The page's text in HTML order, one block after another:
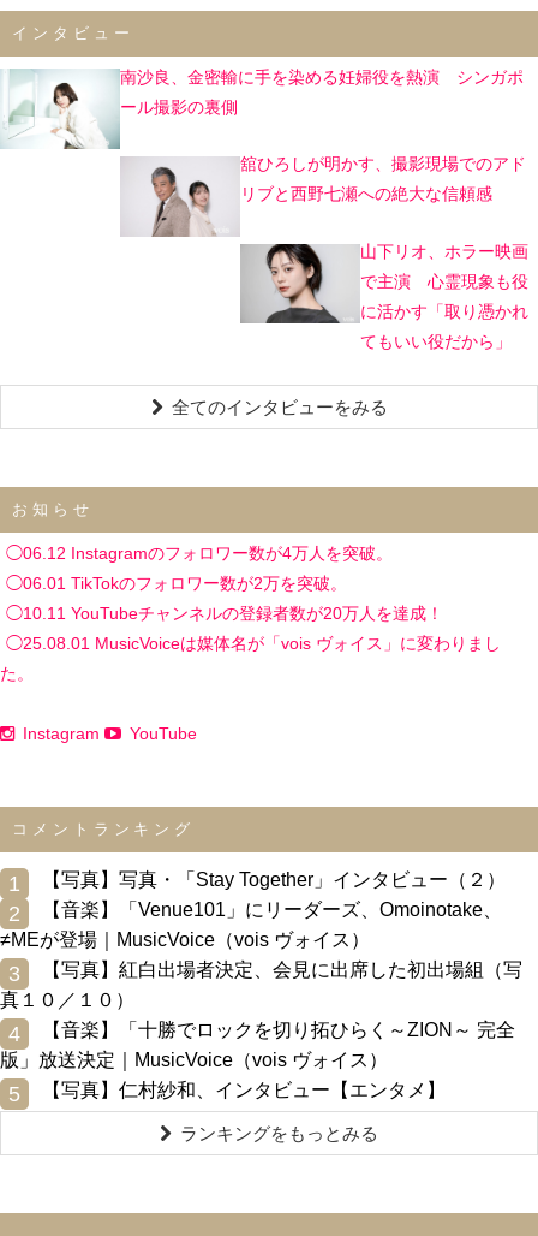
インタビュー
南沙良、金密輸に手を染める妊婦役を熱演 シンガポ
ール撮影の裏側
舘ひろしが明かす、撮影現場でのアド
リブと西野七瀬への絶大な信頼感
山下リオ、ホラー映画
で主演 心霊現象も役
に活かす「取り憑かれ
てもいい役だから」
全てのインタビューをみる
お知らせ
◯06.12 Instagramのフォロワー数が4万人を突破。
◯06.01 TikTokのフォロワー数が2万を突破。
◯10.11 YouTubeチャンネルの登録者数が20万人を達成！
◯25.08.01 MusicVoiceは媒体名が「vois ヴォイス」に変わりまし
た。
Instagram YouTube
コメントランキング
1 【写真】写真・「Stay Together」インタビュー（２）
2
【音楽】「Venue101」にリーダーズ、Omoinotake、
≠MEが登場｜MusicVoice（vois ヴォイス）
3
【写真】紅白出場者決定、会見に出席した初出場組（写
真１０／１０）
4
【音楽】「十勝でロックを切り拓ひらく～ZION～ 完全
版」放送決定｜MusicVoice（vois ヴォイス）
5 【写真】仁村紗和、インタビュー【エンタメ】
ランキングをもっとみる